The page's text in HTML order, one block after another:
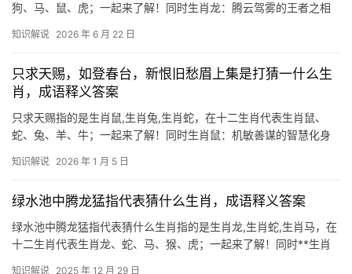
狗、马、鼠、虎；一起来了解！同时生肖龙：腾云驾雾的王者之相
志，2024甲辰龙年对属龙者而言极为特殊，上半年易遇贵人提携，
知识解说 2026 年 6 月 22 日
只求天赐，如登春台，新恨旧愁眉上集是打猜一什么生
肖，成语释义答案
只求天赐指的是生肖鼠,生肖兔,生肖蛇，在十二生肖代表生肖鼠、
蛇、兔、羊、牛；一起来了解！同时生肖鼠：机敏善谋的智慧化身
之首，象征机变与生命力，古籍云：“鼠咬天开”，喻其破除困境之
知识解说 2026 年 1 月 5 日
绿水池中腾龙猛指代表猜什么生肖，成语释义答案
绿水池中腾龙猛指代表猜什么生肖指的是生肖龙,生肖蛇,生肖马，在
十二生肖代表生肖龙、蛇、马、猴、虎；一起来了解！同时**生肖
知识解说 2025 年 12 月 29 日